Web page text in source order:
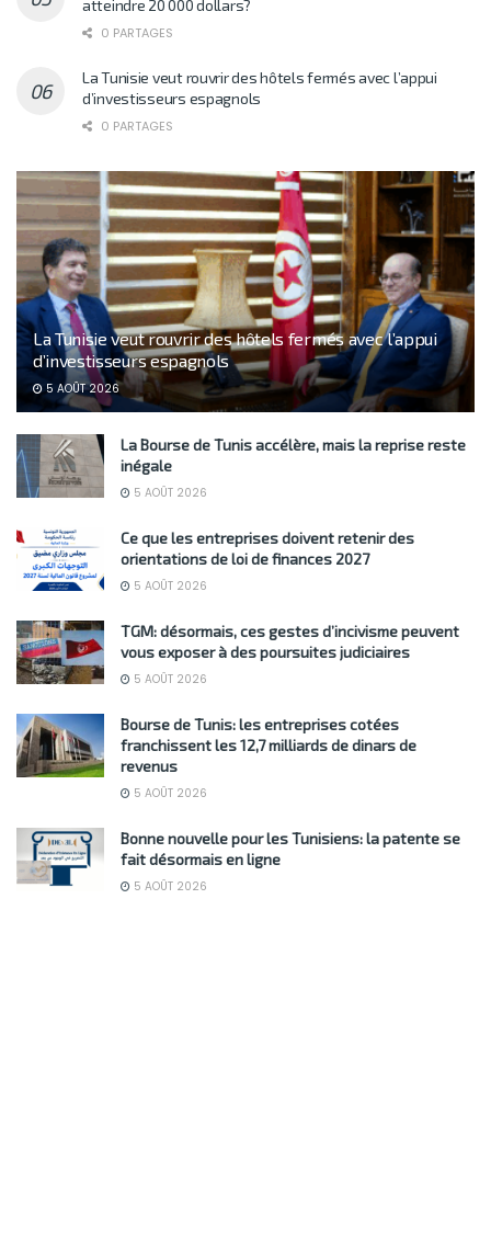
atteindre 20 000 dollars?
0 PARTAGES
La Tunisie veut rouvrir des hôtels fermés avec l’appui
d’investisseurs espagnols
0 PARTAGES
La Tunisie veut rouvrir des hôtels fermés avec l’appui
d’investisseurs espagnols
5 AOÛT 2026
La Bourse de Tunis accélère, mais la reprise reste
inégale
5 AOÛT 2026
Ce que les entreprises doivent retenir des
orientations de loi de finances 2027
5 AOÛT 2026
TGM: désormais, ces gestes d’incivisme peuvent
vous exposer à des poursuites judiciaires
5 AOÛT 2026
Bourse de Tunis: les entreprises cotées
franchissent les 12,7 milliards de dinars de
revenus
5 AOÛT 2026
Bonne nouvelle pour les Tunisiens: la patente se
fait désormais en ligne
5 AOÛT 2026